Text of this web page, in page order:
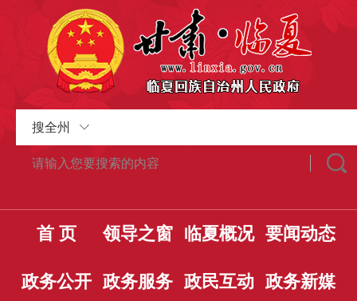
搜全州
首 页 领导之窗 临夏概况 要闻动态
政务公开 政务服务 政民互动 政务新媒